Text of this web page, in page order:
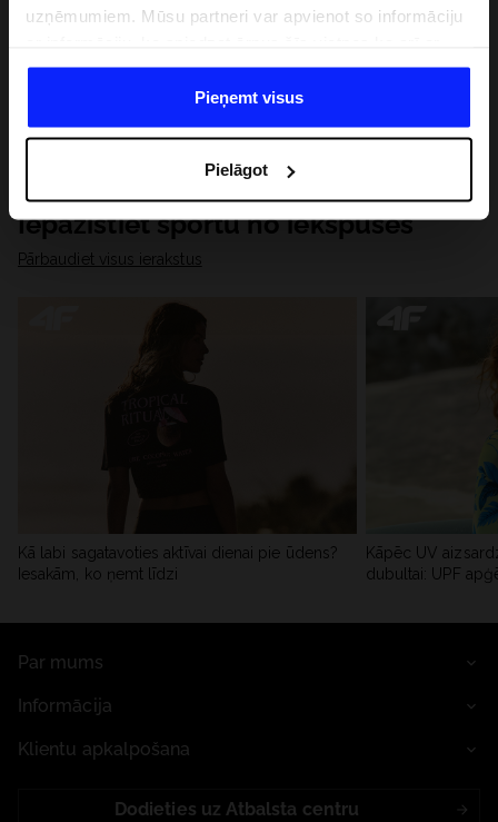
uzņēmumiem. Mūsu partneri var apvienot so informāciju
datiem, ko viņi iegūst, izmantojot viņu pakalpojumus. Ar
Jūsu atļauju, mēs varam pārsūtīt Jūsu personas datus
saviem partneriem, lai uzlabotu veidu, kadā tiek rādīta
saturu un uzlabotu mūsu partneru piedāvātos risinajumus
( piem. socialos tīklus). Detalizētu informāciju var atrast
mūsu Privātuma politikā un sadaļā "Detaļas".
Pieņemt visus
Pielāgot
Iepazīstiet sportu no iekšpuses
Pārbaudiet visus ierakstus
Kā labi sagatavoties aktīvai dienai pie ūdens?
Iesakām, ko ņemt līdzi
Kāpēc UV
dubultai: UPF
Par mums
Informācija
Klientu apkalpošana
Dodieties uz Atbalsta centru